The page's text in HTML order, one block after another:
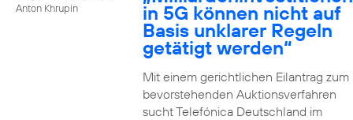
Anton Khrupin
in 5G können nicht auf
Basis unklarer Regeln
getätigt werden“
Mit einem gerichtlichen Eilantrag zum
bevorstehenden Auktionsverfahren
sucht Telefónica Deutschland im